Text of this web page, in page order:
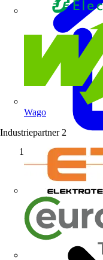
Wago
Industriepartner 2
Startseite